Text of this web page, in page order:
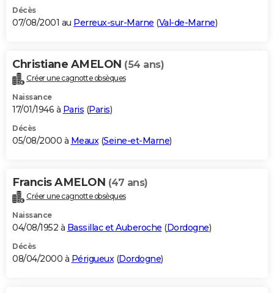
Décès
07/08/2001 au Perreux-sur-Marne (Val-de-Marne)
Christiane AMELON (54 ans)
Créer une cagnotte obsèques
Naissance
17/01/1946 à Paris (Paris)
Décès
05/08/2000 à Meaux(Seine-et-Marne)
Francis AMELON (47 ans)
Créer une cagnotte obsèques
Naissance
04/08/1952 à Bassillac et Auberoche (Dordogne)
Décès
08/04/2000 à Périgueux(Dordogne)